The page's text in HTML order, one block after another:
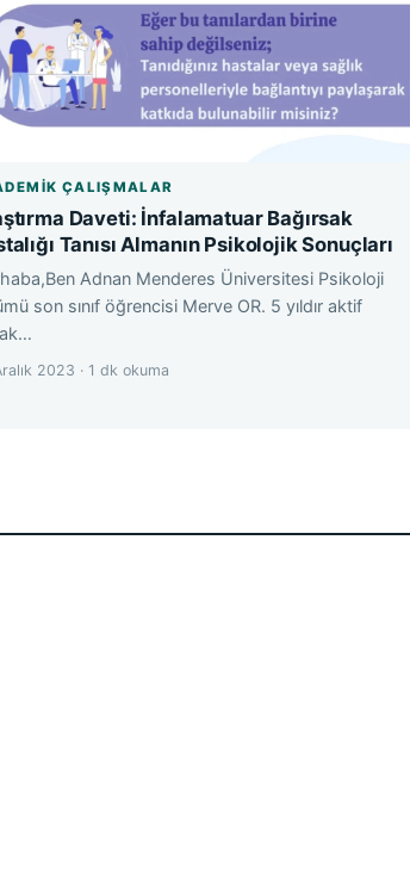
ÇALIŞMALAR
Daveti: İnfalamatuar Bağırsak
Tanısı Almanın Psikolojik Sonuçları
Adnan Menderes Üniversitesi Psikoloji
son sınıf öğrencisi Merve OR. 5 yıldır aktif
2023 · 1 dk okuma